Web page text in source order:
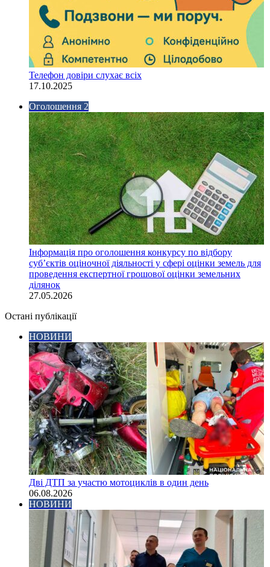
Телефон довіри слухає всіх
17.10.2025
Оголошення 2
Інформація про оголошення конкурсу по відбору
суб’єктів оціночної діяльності у сфері оцінки земель для
проведення експертної грошової оцінки земельних
ділянок
27.05.2026
Остані публікації
НОВИНИ
Дві ДТП за участю мотоциклів в один день
06.08.2026
НОВИНИ